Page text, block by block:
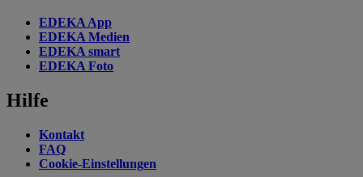
EDEKA App
EDEKA Medien
EDEKA smart
EDEKA Foto
Hilfe
Kontakt
FAQ
Cookie-Einstellungen